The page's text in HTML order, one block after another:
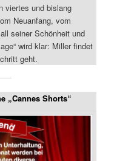
viertes und bislang
Neuanfang, vom
seiner Schönheit und
wird klar: Miller findet
geht.
„Cannes Shorts“